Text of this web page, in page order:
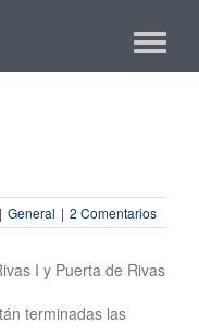
Toggle
| General | 2 Comentarios
I y Puerta de Rivas
terminadas las